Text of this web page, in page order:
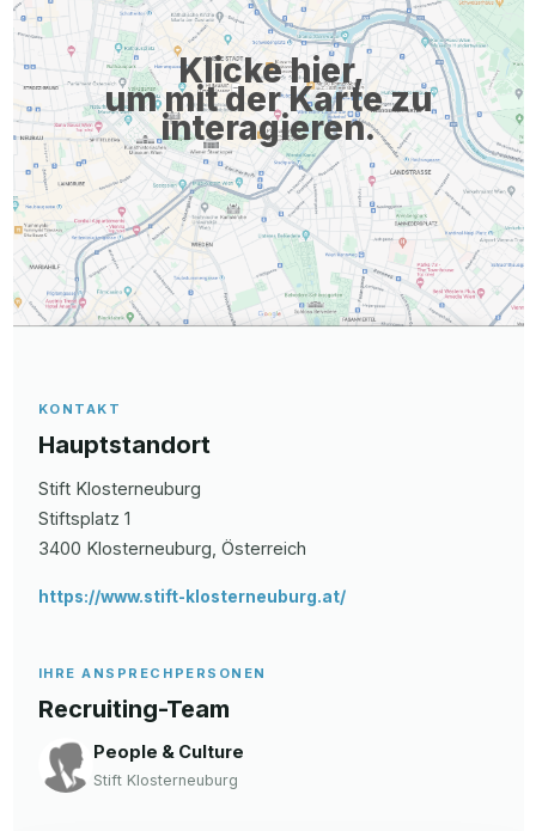
Klicke hier,
um mit der Karte zu
interagieren.
KONTAKT
Hauptstandort
Stift Klosterneuburg
Stiftsplatz 1
3400 Klosterneuburg , Österreich
https://www.stift-klosterneuburg.at/
IHRE ANSPRECHPERSONEN
Recruiting-Team
People & Culture
Stift Klosterneuburg